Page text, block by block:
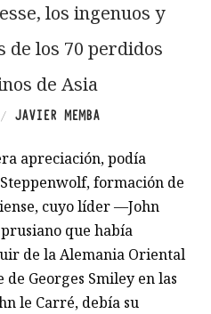
los ingenuos y
de los 70 perdidos
de Asia
/ JAVIER MEMBA
apreciación, podía
formación de
cuyo líder —John
que había
de la Alemania Oriental
de Georges Smiley en las
le Carré, debía su